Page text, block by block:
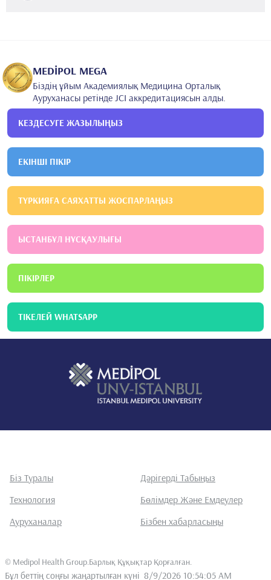
Қарапайым профессор доктор Мажһар Осман психикалық
денсаулық және бұзылыстар бойынша білім және зерттеу
ауруханасы Неврология
MEDİPOL MEGA
Біздің ұйым Академиялық Медицина Орталық
Ауруханасы ретінде JCI аккредитациясын алды.
КЕЗДЕСУГЕ ЖАЗЫЛЫҢЫЗ
ЕКІНШІ ПІКІР
ТҮРКИЯҒА САЯХАТТЫ ЖОСПАРЛАҢЫЗ
ЫСТАНБҰЛ НҰСҚАУЛЫҒЫ
ПІКІРЛЕР
ТІКЕЛЕЙ WHATSAPP
Біз Туралы
Дәрігерді Табыңыз
Технология
Бөлімдер Және Емдеулер
Ауруханалар
Бізбен хабарласыңы
© Medipol Health Group.Барлық Құқықтар Қорғалған
Бұл беттің соңғы жаңартылған күні 8/9/2026 10:54:05 AM